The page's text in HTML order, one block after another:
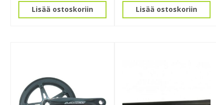
Lisää ostoskoriin Lisää ostoskoriin